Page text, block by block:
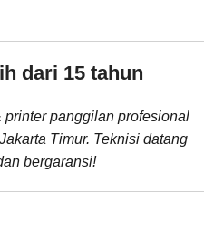
dari 15 tahun
printer panggilan profesional
Timur. Teknisi datang
bergaransi!